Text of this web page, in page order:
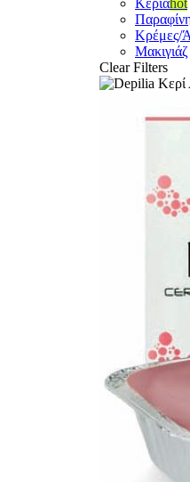
Κεριάhot
Κρέμες/
Μακιγιάζ
Clear Filters